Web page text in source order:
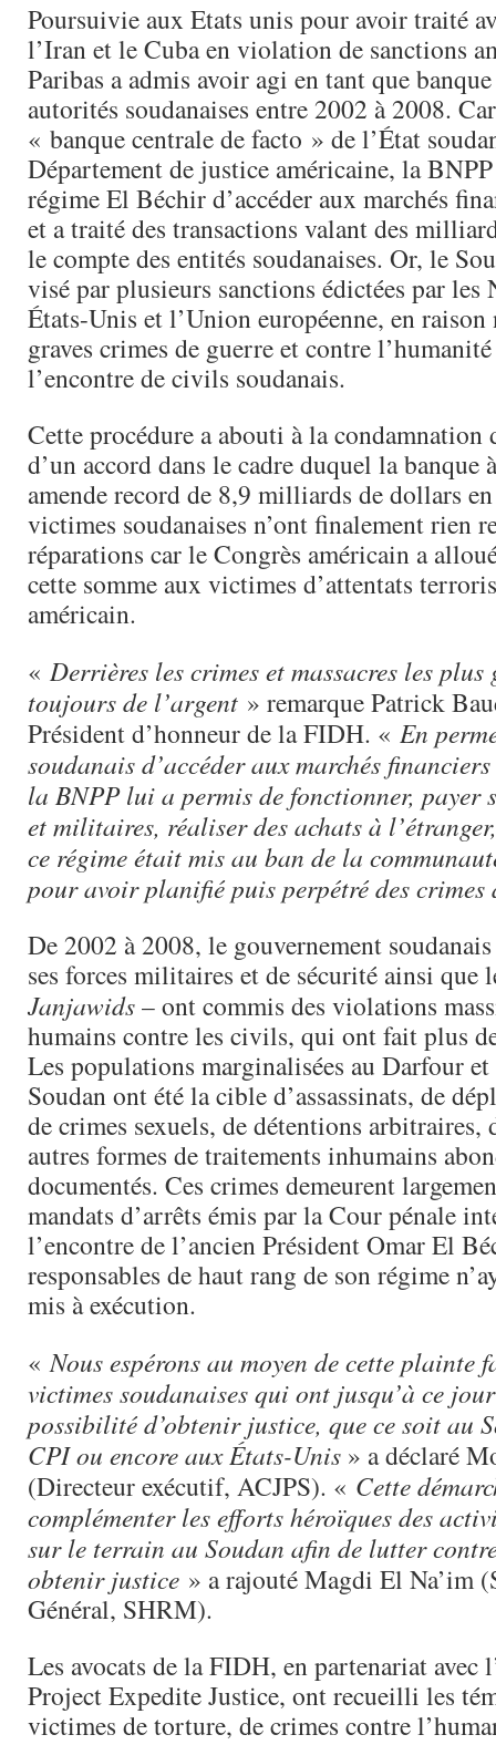
Poursuivie aux Etats unis pour avoir traité
l’Iran et le Cuba en violation de sanctions
Paribas a admis avoir agi en tant que
autorités soudanaises entre 2002 à 2008.
« banque centrale de facto » de l’État
Département de justice américaine, la
régime El Béchir d’accéder aux marchés
et a traité des transactions valant des
le compte des entités soudanaises. Or, le
visé par plusieurs sanctions édictées par les
États-Unis et l’Union européenne, en raison
graves crimes de guerre et contre
l’encontre de civils soudanais.
Cette procédure a abouti à la condamnation
d’un accord dans le cadre duquel la banque
amende record de 8,9 milliards de dollars
victimes soudanaises n’ont finalement rien
réparations car le Congrès américain a
cette somme aux victimes d’attentats
américain.
« Derrières les crimes et massacres les plus
toujours de l’argent » remarque Patrick
Président d’honneur de la FIDH. « En
soudanais d’accéder aux marchés
la BNPP lui a permis de fonctionner, payer
et militaires, réaliser des achats à
ce régime était mis au ban de la
pour avoir planifié puis perpétré des
De 2002 à 2008, le gouvernement
ses forces militaires et de sécurité ainsi que
Janjawids– ont commis des violations
humains contre les civils, qui ont fait plus
Les populations marginalisées au Darfour
Soudan ont été la cible d’assassinats, de
de crimes sexuels, de détentions arbitraires,
autres formes de traitements inhumains
documentés. Ces crimes demeurent
mandats d’arrêts émis par la Cour pénale
l’encontre de l’ancien Président Omar El
responsables de haut rang de son régime
mis à exécution.
«Nous espérons au moyen de cette plainte
victimes soudanaises qui ont jusqu’à ce
possibilité d’obtenir justice, que ce soit au
CPI ou encore aux États-Unis » a déclaré
(Directeur exécutif, ACJPS). « Cette
complémenter les efforts héroïques des
sur le terrain au Soudan afin de lutter
obtenir justice » a rajouté Magdi El Na’im
Général, SHRM).
Les avocats de la FIDH, en partenariat avec
Project Expedite Justice, ont recueilli les
victimes de torture, de crimes contre